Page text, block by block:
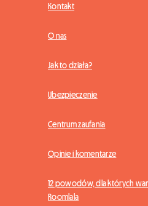
Kontakt
O nas
Jak to działa?
Ubezpieczenie
Centrum zaufania
Opinie i komentarze
12 powodów, dla których
Roomlala